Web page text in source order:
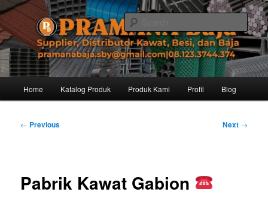
Skip
to
primary
contentPramana Baja Distributor Baja Besi
Kawat – 08.123.3744.374
Distributor dari Pabrik Besi Baja, Supplier Besi Baja, Jual besi beton. Info
dan Pemesanan hub. Ibu Rinanti 08.123.3744.374. Dgn harga yg kompetitif,
Amanah, dan pelayanan yg ramah, kami siap melayani segala kebutuhan
besi anda.
Home Katalog Produk Produk Kami Profil Blog
Post
← Previous Next →
Pabrik Kawat Gabion